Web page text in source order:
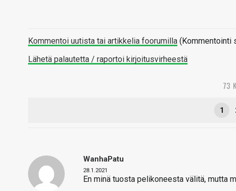
Kommentoi uutista tai artikkelia foorumilla (Kommentointi
Lähetä palautetta / raportoi kirjoitusvirheestä
73
1
WanhaPatu
28.1.2021
En minä tuosta pelikoneesta välitä, mutta